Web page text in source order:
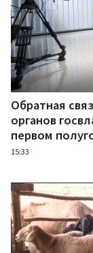
Обратная
органов
первом
15:33